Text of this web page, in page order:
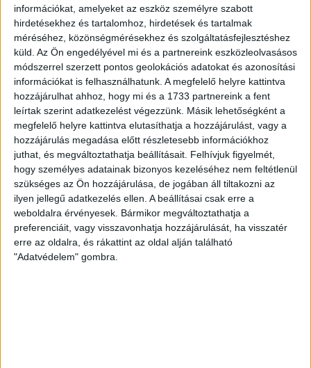
információkat, amelyeket az eszköz személyre szabott
hirdetésekhez és tartalomhoz, hirdetések és tartalmak
méréséhez, közönségmérésekhez és szolgáltatásfejlesztéshez
küld. Az Ön engedélyével mi és a partnereink eszközleolvasásos
módszerrel szerzett pontos geolokációs adatokat és azonosítási
információkat is felhasználhatunk. A megfelelő helyre kattintva
hozzájárulhat ahhoz, hogy mi és a 1733 partnereink a fent
leírtak szerint adatkezelést végezzünk. Másik lehetőségként a
megfelelő helyre kattintva elutasíthatja a hozzájárulást, vagy a
hozzájárulás megadása előtt részletesebb információkhoz
juthat, és megváltoztathatja beállításait. Felhívjuk figyelmét,
hogy személyes adatainak bizonyos kezeléséhez nem feltétlenül
szükséges az Ön hozzájárulása, de jogában áll tiltakozni az
ilyen jellegű adatkezelés ellen. A beállításai csak erre a
weboldalra érvényesek. Bármikor megváltoztathatja a
preferenciáit, vagy visszavonhatja hozzájárulását, ha visszatér
erre az oldalra, és rákattint az oldal alján található
"Adatvédelem" gombra.